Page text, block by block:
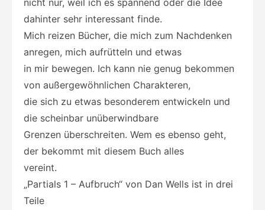
dahinter sehr interessant finde.
Mich reizen Bücher, die mich zum Nachdenken
anregen, mich aufrütteln und etwas
in mir bewegen. Ich kann nie genug bekommen
von außergewöhnlichen Charakteren,
die sich zu etwas besonderem entwickeln und
die scheinbar unüberwindbare
Grenzen überschreiten. Wem es ebenso geht,
der bekommt mit diesem Buch alles
vereint.
„Partials 1 – Aufbruch“ von Dan Wells ist in drei
Teile